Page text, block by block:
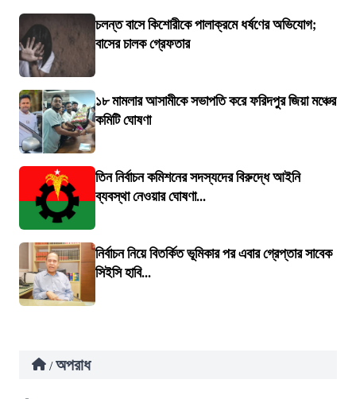
চলন্ত বাসে কিশোরীকে পালাক্রমে ধর্ষণের অভিযোগ;
বাসের চালক গ্রেফতার
১৮ মামলার আসামীকে সভাপতি করে ফরিদপুর জিয়া মঞ্চের
কমিটি ঘোষণা
তিন নির্বাচন কমিশনের সদস্যদের বিরুদ্ধে আইনি
ব্যবস্থা নেওয়ার ঘোষণা...
নির্বাচন নিয়ে বিতর্কিত ভূমিকার পর এবার গ্রেপ্তার সাবেক
সিইসি হাবি...
/ অপরাধ